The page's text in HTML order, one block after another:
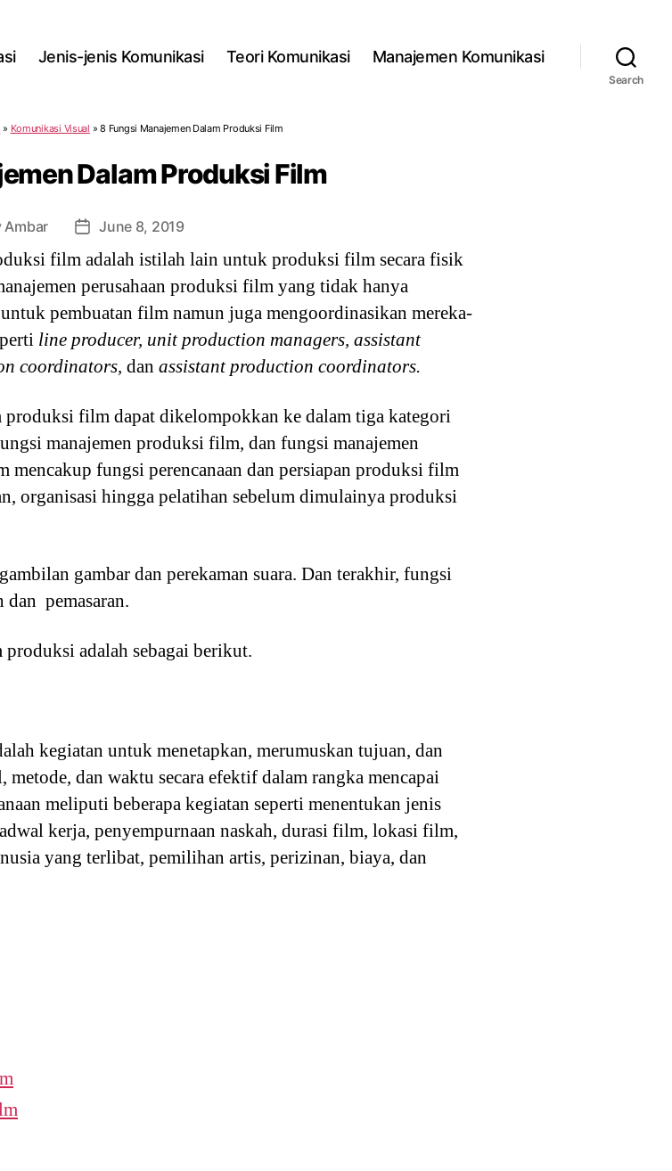
Jenis-jenis Komunikasi Teori Komunikasi Manajemen Komunikasi
Search
» Komunikasi Visual »8 Fungsi Manajemen Dalam Produksi Film
Dalam Produksi Film
Ambar
Post
date
June 8, 2019
film adalah istilah lain untuk produksi film secara fisik
perusahaan produksi film yang tidak hanya
pembuatan film namun juga mengoordinasikan mereka-
line producer, unit production managers, assistant
coordinators, dan assistant production coordinators.
produksi film dapat dikelompokkan ke dalam tiga kategori
manajemen produksi film, dan fungsi manajemen
fungsi perencanaan dan persiapan produksi film
organisasi hingga pelatihan sebelum dimulainya produksi
gambar dan perekaman suara. Dan terakhir, fungsi
pemasaran.
adalah sebagai berikut.
kegiatan untuk menetapkan, merumuskan tujuan, dan
metode, dan waktu secara efektif dalam rangka mencapai
meliputi beberapa kegiatan seperti menentukan jenis
kerja, penyempurnaan naskah, durasi film, lokasi film,
yang terlibat, pemilihan artis, perizinan, biaya, dan